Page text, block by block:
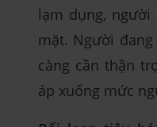
lạm dụng,
mặt. Người
càng cần thận
áp xuống mức